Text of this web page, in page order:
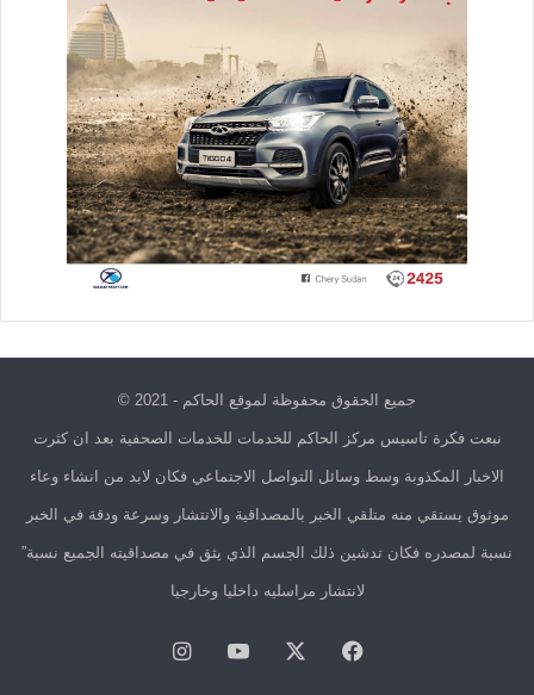
جميع الحقوق محفوظة لموقع الحاكم - 2021 ©
نبعت فكرة تاسيس مركز الحاكم للخدمات للخدمات الصحفية بعد ان كثرت
الاخبار المكذوبة وسط وسائل التواصل الاجتماعي فكان لابد من انشاء وعاء
موثوق يستقي منه متلقي الخبر بالمصداقية والانتشار وسرعة ودقة في الخبر
نسبة لمصدره فكان تدشين ذلك الجسم الذي يثق في مصداقيته الجميع نسبة”
لانتشار مراسليه داخليا وخارجيا
فيسبوك يوتيوبانستقرام